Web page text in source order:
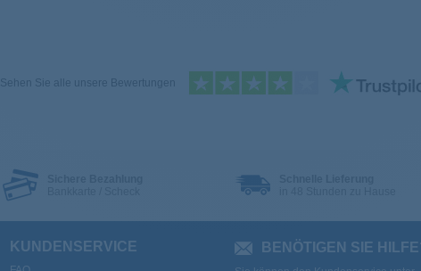
Sehen Sie alle unsere Bewertungen
KUNDENSERVICE BENÖTIGEN SIE